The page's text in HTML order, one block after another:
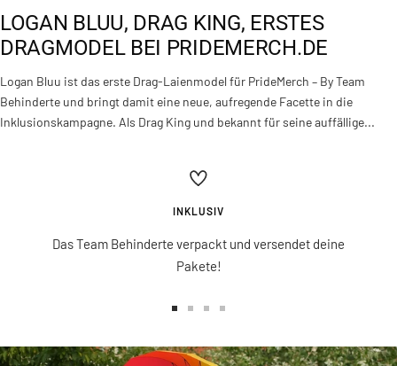
LOGAN BLUU, DRAG KING, ERSTES
DRAGMODEL BEI PRIDEMERCH.DE
Logan Bluu ist das erste Drag-Laienmodel für PrideMerch – By Team
Behinderte und bringt damit eine neue, aufregende Facette in die
Inklusionskampagne. Als Drag King und bekannt für seine auffällige...
INKLUSIV
Das Team Behinderte verpackt und versendet deine
Pakete!
1
2 3 4